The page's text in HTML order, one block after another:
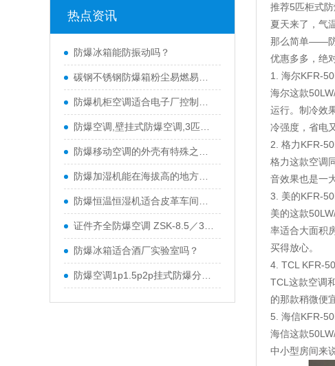
热点资讯
防爆冰箱能防振动吗？
碳钢不锈钢防爆箱粉尘易燃易爆环境隔爆箱
防爆机柜空调适合电子厂控制柜吗？
防爆空调,壁挂式防爆空调,3匹防爆空调,化工厂防爆空调
防爆移动空调的外壳有特殊之处？
防爆加湿机能在海拔高的地方用吗？
防爆恒温恒湿机适合皮革车间吗？
证件齐全防爆空调 ZSK-8.5／380防爆空调 特价促销中
防爆冰箱适合酒厂实验室吗？
防爆空调1p1.5p2p挂式防爆分体空调防爆柜机
推荐5匹柜式
夏天来了，气
那么简单——防
优惠多多，绝
1. 海尔KFR-
海尔这款
运行。制冷效
冷强度，省电
2. 格力KFR-
格力这款空调
音效果也是一
3. 美的KFR-
美的这款
率适合大面积
买得放心。
4. TCL KFR-
TCL这款空调
的那款稍微便
5. 海信KFR-
海信这款
中小型房间来